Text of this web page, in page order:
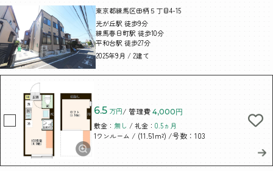
東京都練馬区田柄５丁目4-15
光が丘駅 徒歩9分
練馬春日町駅 徒歩10分
平和台駅 徒歩27分
2025年9月 / 2建て
6.5 万円/ 管理費 4,000円
敷金： 無し / 礼金：0.5ヵ月
1ワンルーム / (11.51m²) /号数：103